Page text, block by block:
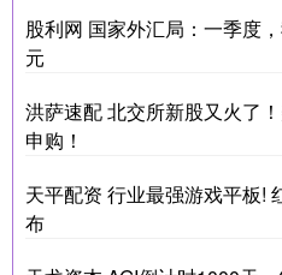
股利网 国家外汇局：一季度
元
洪萨速配 北交所新股又火了
申购！
天平配资 行业最强游戏平板!
布